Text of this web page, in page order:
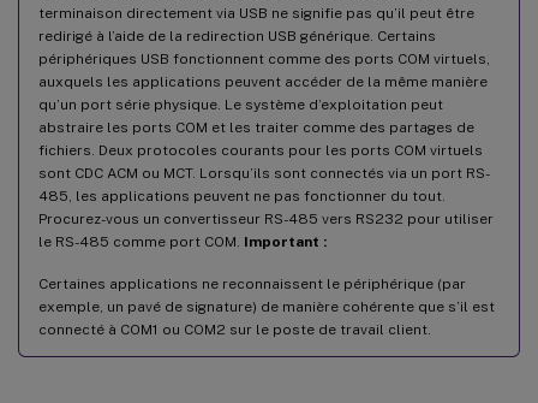
terminaison directement via USB ne signifie pas qu’il peut être
redirigé à l’aide de la redirection USB générique. Certains
périphériques USB fonctionnent comme des ports COM virtuels,
auxquels les applications peuvent accéder de la même manière
qu’un port série physique. Le système d’exploitation peut
abstraire les ports COM et les traiter comme des partages de
fichiers. Deux protocoles courants pour les ports COM virtuels
sont CDC ACM ou MCT. Lorsqu’ils sont connectés via un port RS-
485, les applications peuvent ne pas fonctionner du tout.
Procurez-vous un convertisseur RS-485 vers RS232 pour utiliser
le RS-485 comme port COM. Important :
Certaines applications ne reconnaissent le périphérique (par
exemple, un pavé de signature) de manière cohérente que s’il est
connecté à COM1 ou COM2 sur le poste de travail client.